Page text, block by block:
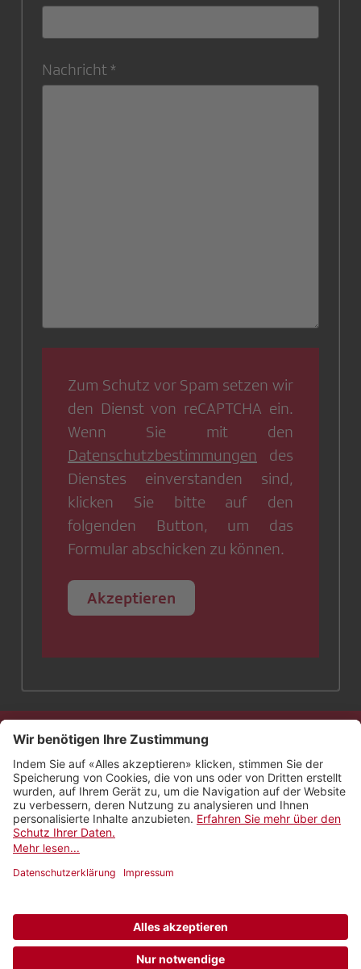
Nachricht
Zum Schutz vor Spam setzen wir
den Dienst von reCAPTCHA ein.
Wenn Sie mit den
Datenschutzbestimmungen des
Dienstes einverstanden sind,
klicken Sie bitte auf den
folgenden Button, um das
Formular abschicken zu können.
Akzeptieren
Kontakt
Impressum
Rechtliches
Netiquette